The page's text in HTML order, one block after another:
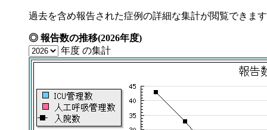
過去を含め報告された症例の詳細な集計が閲覧できま
◎ 報告数の推移(2026年度)
年度 の集計